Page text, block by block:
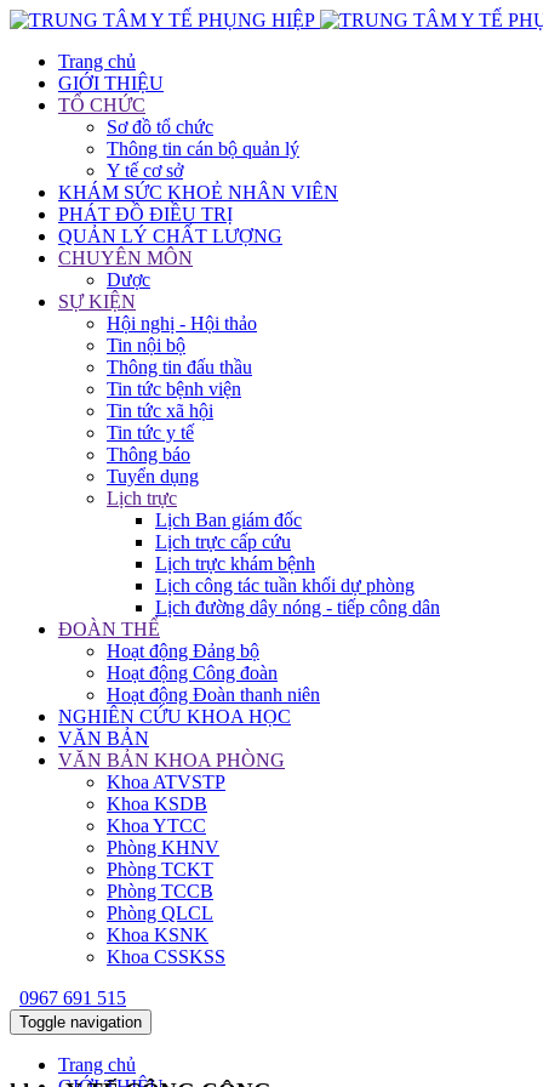
Trang chủ
GIỚI THIỆU
TỔ CHỨC
Sơ đồ tổ chức
Thông tin cán bộ quản lý
Y tế cơ sở
KHÁM SỨC KHOẺ NHÂN VIÊN
PHÁT ĐỒ ĐIỀU TRỊ
QUẢN LÝ CHẤT LƯỢNG
CHUYÊN MÔN
Dược
SỰ KIỆN
Hội nghị - Hội thảo
Tin nội bộ
Thông tin đấu thầu
Tin tức bệnh viện
Tin tức xã hội
Tin tức y tế
Thông báo
Tuyển dụng
Lịch trực
Lịch Ban giám đốc
Lịch trực cấp cứu
Lịch trực khám bệnh
Lịch công tác tuần khối dự phòng
Lịch đường dây nóng - tiếp công dân
ĐOÀN THỂ
Hoạt động Đảng bộ
Hoạt động Công đoàn
Hoạt động Đoàn thanh niên
NGHIÊN CỨU KHOA HỌC
VĂN BẢN
VĂN BẢN KHOA PHÒNG
Khoa ATVSTP
Khoa KSDB
Khoa YTCC
Phòng KHNV
Phòng TCKT
Phòng TCCB
Phòng QLCL
Khoa KSNK
Khoa CSSKSS
0967 691 515
Toggle navigation
Trang chủ